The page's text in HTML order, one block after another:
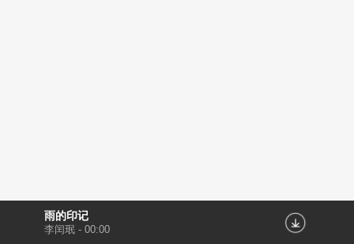
雨的印记
李闰珉 - 00:00